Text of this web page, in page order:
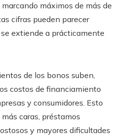
máximos de más de
cifras pueden parecer
extiende a prácticamente
de los bonos suben,
costos de financiamiento
y consumidores. Esto
caras, préstamos
y mayores dificultades